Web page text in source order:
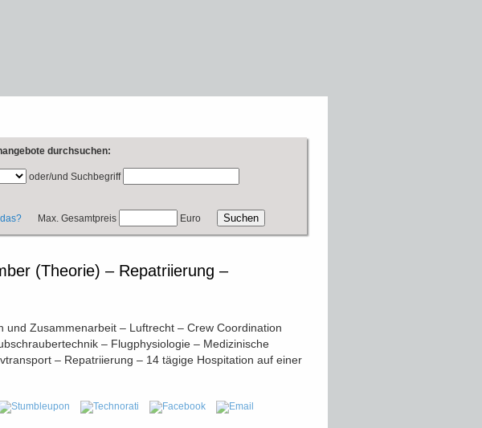
durchsuchen:
oder/und Suchbegriff
Max. Gesamtpreis Euro
(Theorie) – Repatriierung –
und Zusammenarbeit – Luftrecht – Crew Coordination
– Flugphysiologie – Medizinische
– Repatriierung – 14 tägige Hospitation auf einer